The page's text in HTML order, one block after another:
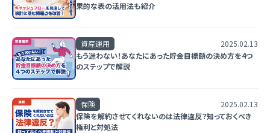
果的な表の活用法も紹介
資産運用
2025.02.13
もう迷わない！あなたにあった貯金目標額の決め方を4つ
のステップで解説
保険
2025.02.13
保険を解約させてくれないのは法律違反？知っておくべき
権利と対処法